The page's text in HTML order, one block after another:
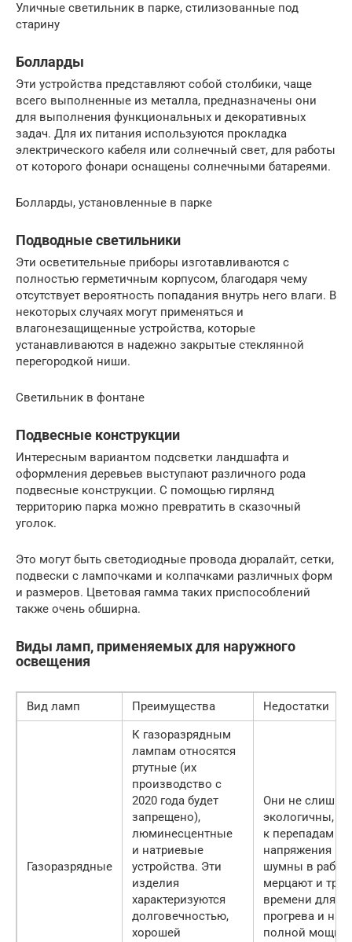
Уличные светильник в парке, стилизованные под
старину
Болларды
Эти устройства представляют собой столбики, чаще
всего выполненные из металла, предназначены они
для выполнения функциональных и декоративных
задач. Для их питания используются прокладка
электрического кабеля или солнечный свет, для работы
от которого фонари оснащены солнечными батареями.
Болларды, установленные в парке
Подводные светильники
Эти осветительные приборы изготавливаются с
полностью герметичным корпусом, благодаря чему
отсутствует вероятность попадания внутрь него влаги. В
некоторых случаях могут применяться и
влагонезащищенные устройства, которые
устанавливаются в надежно закрытые стеклянной
перегородкой ниши.
Светильник в фонтане
Подвесные конструкции
Интересным вариантом подсветки ландшафта и
оформления деревьев выступают различного рода
подвесные конструкции. С помощью гирлянд
территорию парка можно превратить в сказочный
уголок.
Это могут быть светодиодные провода дюралайт, сетки,
подвески с лампочками и колпачками различных форм
и размеров. Цветовая гамма таких приспособлений
также очень обширна.
Виды ламп, применяемых для наружного
освещения
Вид ламп Преимущества Недостатки
Газоразрядные
К газоразрядным
лампам относятся
ртутные (их
производство с
2020 года будет
запрещено),
люминесцентные
и натриевые
устройства. Эти
изделия
характеризуются
долговечностью,
хорошей
Они не
экологичны,
к перепадам
напряжения в
шумны в
мерцают и
времени для
прогрева и
полной